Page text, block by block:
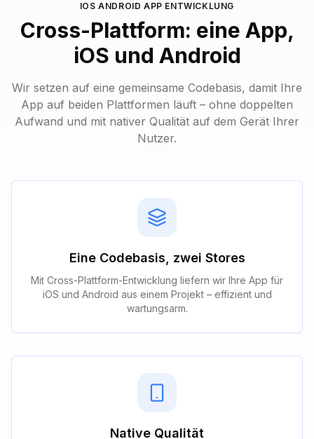
IOS ANDROID APP ENTWICKLUNG
Cross-Plattform: eine App,
iOS und Android
Wir setzen auf eine gemeinsame Codebasis, damit Ihre
App auf beiden Plattformen läuft – ohne doppelten
Aufwand und mit nativer Qualität auf dem Gerät Ihrer
Nutzer.
Eine Codebasis, zwei Stores
Mit Cross-Plattform-Entwicklung liefern wir Ihre App für
iOS und Android aus einem Projekt – effizient und
wartungsarm.
Native Qualität